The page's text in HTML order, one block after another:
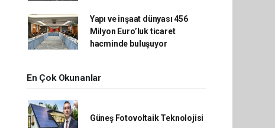
Yapı ve inşaat dünyası 456
Milyon Euro’luk ticaret
hacminde buluşuyor
En Çok Okunanlar
Güneş Fotovoltaik Teknolojisi